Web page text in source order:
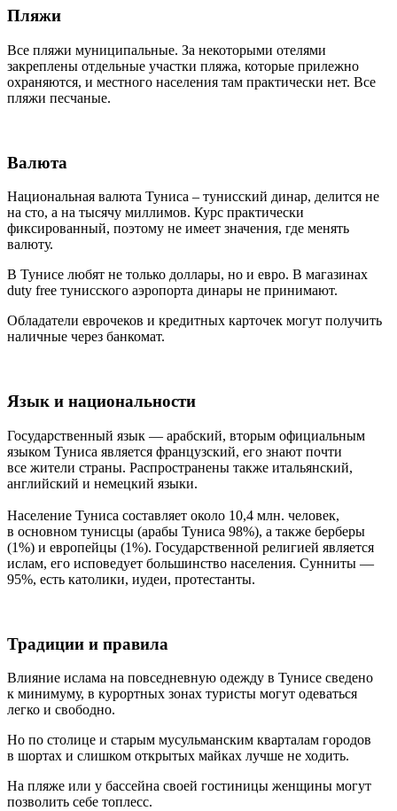
Пляжи
Все пляжи муниципальные. За некоторыми отелями
закреплены отдельные участки пляжа, которые прилежно
охраняются, и местного населения там практически нет. Все
пляжи песчаные.
Валюта
Национальная валюта Туниса – тунисский динар, делится не
на сто, а на тысячу миллимов. Курс практически
фиксированный, поэтому не имеет значения, где менять
валюту.
В Тунисе любят не только доллары, но и евро. В магазинах
duty free тунисского аэропорта динары не принимают.
Обладатели еврочеков и кредитных карточек могут получить
наличные через банкомат.
Язык и национальности
Государственный язык — арабский, вторым официальным
языком Туниса является французский, его знают почти
все жители страны. Распространены также итальянский,
английский и немецкий языки.
Население Туниса составляет около 10,4 млн. человек,
в основном тунисцы (арабы Туниса 98%), а также берберы
(1%) и европейцы (1%). Государственной религией является
ислам, его исповедует большинство населения. Сунниты —
95%, есть католики, иудеи, протестанты.
Традиции и правила
Влияние ислама на повседневную одежду в Тунисе сведено
к минимуму, в курортных зонах туристы могут одеваться
легко и свободно.
Но по столице и старым мусульманским кварталам городов
в шортах и слишком открытых майках лучше не ходить.
На пляже или у бассейна своей гостиницы женщины могут
позволить себе топлесс.